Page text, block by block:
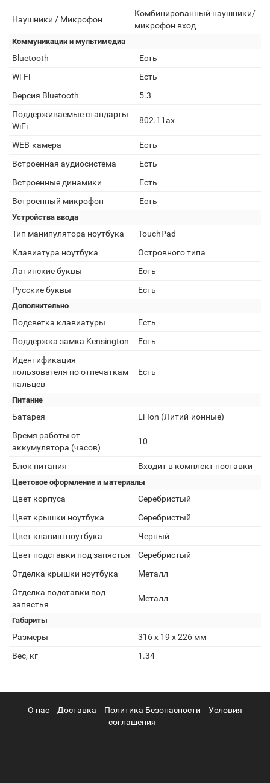
Наушники / Микрофон
Комбинированный наушники/
микрофон вход
Коммуникации и мультимедиа
Bluetooth
Есть
Wi-Fi
Есть
Версия Bluetooth
5.3
Поддерживаемые стандарты
WiFi
802.11ax
WEB-камера
Есть
Встроенная аудиосистема
Есть
Встроенные динамики
Есть
Встроенный микрофон
Есть
Устройства ввода
Тип манипулятора ноутбука
TouchPad
Клавиатура ноутбука
Островного типа
Латинские буквы
Есть
Русские буквы
Есть
Дополнительно
Подсветка клавиатуры
Есть
Поддержка замка Kensington
Есть
Идентификация
пользователя по отпечаткам
пальцев
Есть
Питание
Батарея
Li-Ion (Литий-ионные)
Время работы от
аккумулятора (часов)
10
Блок питания Входит в комплект поставки
Цветовое оформление и материалы
Цвет корпуса
Серебристый
Цвет крышки ноутбука
Серебристый
Цвет клавиш ноутбука
Черный
Цвет подставки под запястья
Серебристый
Отделка крышки ноутбука
Металл
Отделка подставки под
запястья
Металл
Габариты
Размеры
316 x 19 x 226 мм
Вес, кг
1.34
О нас Доставка Политика Безопасности
Условия
соглашения